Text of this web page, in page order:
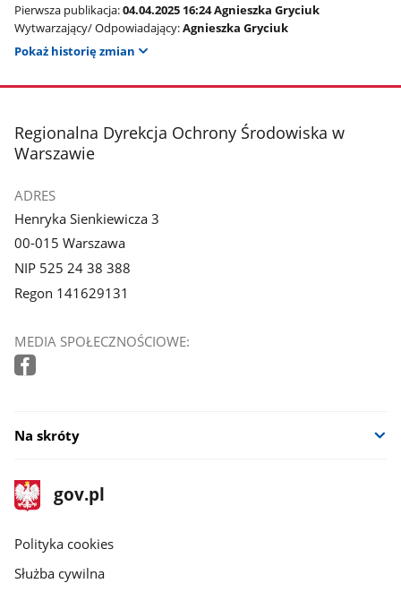
Pierwsza publikacja:04.04.2025 16:24 Agnieszka Gryciuk
Wytwarzający/ Odpowiadający:Agnieszka Gryciuk
Pokaż historię zmian
stopka
Regionalna Dyrekcja Ochrony Środowiska w
Warszawie
ADRES
Henryka Sienkiewicza 3
00-015 Warszawa
NIP 525 24 38 388
Regon 141629131
MEDIA SPOŁECZNOŚCIOWE:
Na skróty
stopka
gov.pl
Strona
gov.pl
gov.pl
Polityka cookies
Służba cywilna